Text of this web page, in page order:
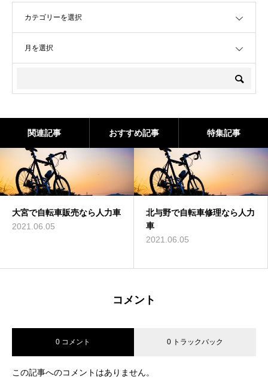
関連記事 おすすめ記事 特集記事
大宮で自転車販売なら人力車
2021.06.05
北与野で自転車修理なら人力
車
2021.06.05
コメント
0 コメント 0 トラックバック
この記事へのコメントはありません。